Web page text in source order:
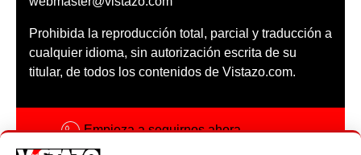
Prohibida la reproducción total, parcial y traducción a
cualquier idioma, sin autorización escrita de su
titular, de todos los contenidos de Vistazo.com.
Empieza a seguirnos ahora